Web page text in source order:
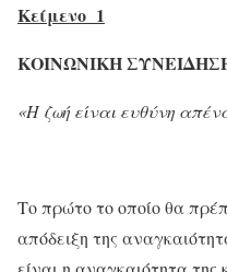
Κείμενο 1
ΚΟΙΝΩΝΙΚΗ
«Η ζωή είναι ευθύνη
Το πρώτο το οποίο θα
απόδειξη της